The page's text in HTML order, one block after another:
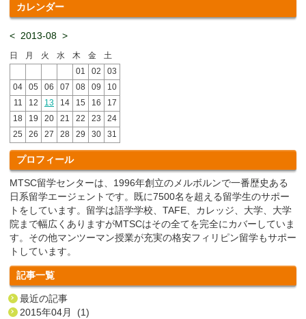
カレンダー
< 2013-08 >
日 月 火 水 木 金
土
01
02
03
04
05 06 07 08 09
10
11
12 13 14 15 16
17
18
19 20 21 22 23
24
25
26 27 28 29 30 31
プロフィール
MTSC留学センターは、1996年創立のメルボルンで一番歴史ある
日系留学エージェントです。既に7500名を超える留学生のサポー
トをしています。留学は語学学校、TAFE、カレッジ、大学、大学
院まで幅広くありますがMTSCはその全てを完全にカバーしていま
す。その他マンツーマン授業が充実の格安フィリピン留学もサポー
トしています。
記事一覧
最近の記事
2015年04月 (1)